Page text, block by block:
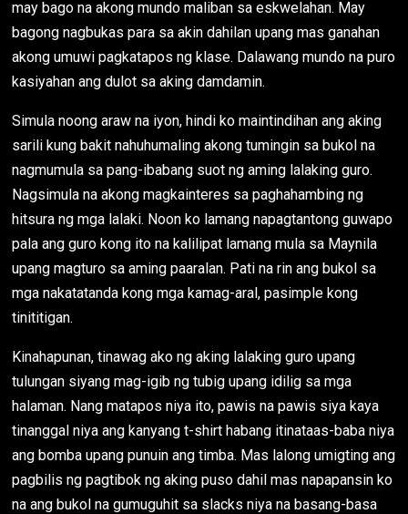
may bago na akong mundo maliban sa eskwelahan. May
bagong nagbukas para sa akin dahilan upang mas ganahan
akong umuwi pagkatapos ng klase. Dalawang mundo na puro
kasiyahan ang dulot sa aking damdamin.
Simula noong araw na iyon, hindi ko maintindihan ang aking
sarili kung bakit nahuhumaling akong tumingin sa bukol na
nagmumula sa pang-ibabang suot ng aming lalaking guro.
Nagsimula na akong magkainteres sa paghahambing ng
hitsura ng mga lalaki. Noon ko lamang napagtantong guwapo
pala ang guro kong ito na kalilipat lamang mula sa Maynila
upang magturo sa aming paaralan. Pati na rin ang bukol sa
mga nakatatanda kong mga kamag-aral, pasimple kong
tinititigan.
Kinahapunan, tinawag ako ng aking lalaking guro upang
tulungan siyang mag-igib ng tubig upang idilig sa mga
halaman. Nang matapos niya ito, pawis na pawis siya kaya
tinanggal niya ang kanyang t-shirt habang itinataas-baba niya
ang bomba upang punuin ang timba. Mas lalong umigting ang
pagbilis ng pagtibok ng aking puso dahil mas napapansin ko
na ang bukol na gumuguhit sa slacks niya na basang-basa